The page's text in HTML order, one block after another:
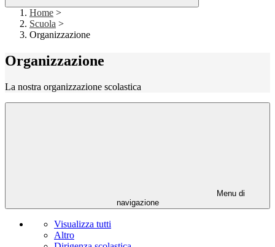
Home >
Scuola >
Organizzazione
Organizzazione
La nostra organizzazione scolastica
Menu di
navigazione
Visualizza tutti
Altro